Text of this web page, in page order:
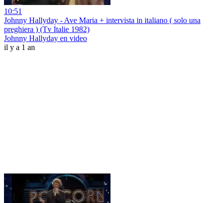
10:51
Johnny Hallyday - Ave Maria + intervista in italiano ( solo una
preghiera ) (Tv Italie 1982)
Johnny Hallyday en video
il y a 1 an